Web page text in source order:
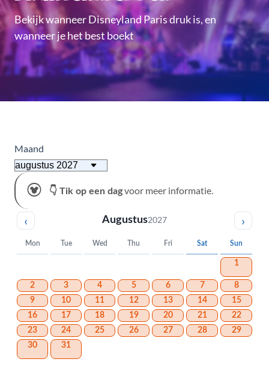
Bekijk wanneer Disneyland Paris druk is, en
wanneer je het best boekt
Maand
👇 Tik op een dagvoor meer informatie.
‹ Augustus2027 ›
Mon Tue Wed Thu Fri Sat Sun
1
2 3 4 5 6 7
8
9
10 11 12 13 14
15
16
17 18 19 20 21
22
23
24 25 26 27 28
29
30
31